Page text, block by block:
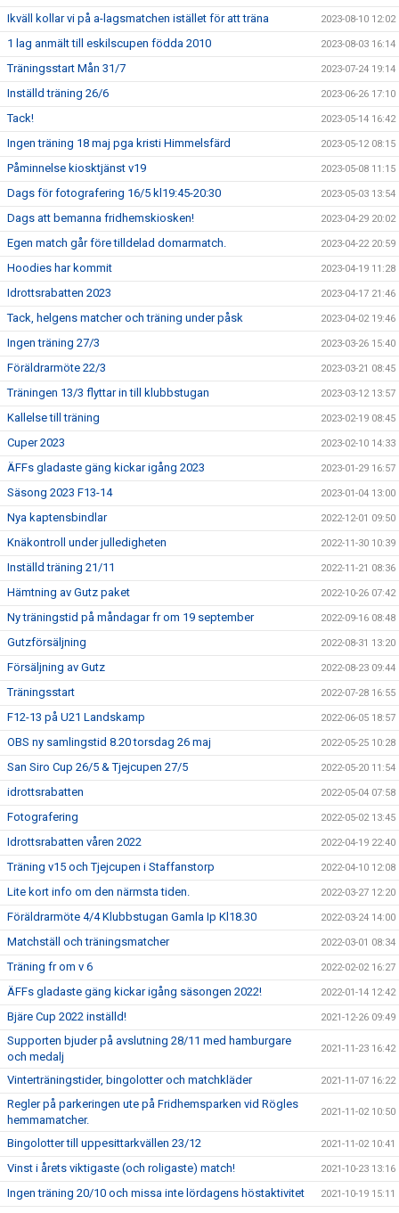
Ikväll kollar vi på a-lagsmatchen istället för att träna 2023-08-10 12:02
1 lag anmält till eskilscupen födda 2010 2023-08-03 16:14
Träningsstart Mån 31/7 2023-07-24 19:14
Inställd träning 26/6 2023-06-26 17:10
Tack! 2023-05-14 16:42
Ingen träning 18 maj pga kristi Himmelsfärd 2023-05-12 08:15
Påminnelse kiosktjänst v19 2023-05-08 11:15
Dags för fotografering 16/5 kl19:45-20:30 2023-05-03 13:54
Dags att bemanna fridhemskiosken! 2023-04-29 20:02
Egen match går före tilldelad domarmatch. 2023-04-22 20:59
Hoodies har kommit 2023-04-19 11:28
Idrottsrabatten 2023 2023-04-17 21:46
Tack, helgens matcher och träning under påsk 2023-04-02 19:46
Ingen träning 27/3 2023-03-26 15:40
Föräldrarmöte 22/3 2023-03-21 08:45
Träningen 13/3 flyttar in till klubbstugan 2023-03-12 13:57
Kallelse till träning 2023-02-19 08:45
Cuper 2023 2023-02-10 14:33
ÄFFs gladaste gäng kickar igång 2023 2023-01-29 16:57
Säsong 2023 F13-14 2023-01-04 13:00
Nya kaptensbindlar 2022-12-01 09:50
Knäkontroll under julledigheten 2022-11-30 10:39
Inställd träning 21/11 2022-11-21 08:36
Hämtning av Gutz paket 2022-10-26 07:42
Ny träningstid på måndagar fr om 19 september 2022-09-16 08:48
Gutzförsäljning 2022-08-31 13:20
Försäljning av Gutz 2022-08-23 09:44
Träningsstart 2022-07-28 16:55
F12-13 på U21 Landskamp 2022-06-05 18:57
OBS ny samlingstid 8.20 torsdag 26 maj 2022-05-25 10:28
San Siro Cup 26/5 & Tjejcupen 27/5 2022-05-20 11:54
idrottsrabatten 2022-05-04 07:58
Fotografering 2022-05-02 13:45
Idrottsrabatten våren 2022 2022-04-19 22:40
Träning v15 och Tjejcupen i Staffanstorp 2022-04-10 12:08
Lite kort info om den närmsta tiden. 2022-03-27 12:20
Föräldrarmöte 4/4 Klubbstugan Gamla Ip Kl18.30 2022-03-24 14:00
Matchställ och träningsmatcher 2022-03-01 08:34
Träning fr om v 6 2022-02-02 16:27
ÄFFs gladaste gäng kickar igång säsongen 2022! 2022-01-14 12:42
Bjäre Cup 2022 inställd! 2021-12-26 09:49
Supporten bjuder på avslutning 28/11 med hamburgare
och medalj
2021-11-23 16:42
Vinterträningstider, bingolotter och matchkläder 2021-11-07 16:22
Regler på parkeringen ute på Fridhemsparken vid Rögles
hemmamatcher.
2021-11-02 10:50
Bingolotter till uppesittarkvällen 23/12 2021-11-02 10:41
Vinst i årets viktigaste (och roligaste) match! 2021-10-23 13:16
Ingen träning 20/10 och missa inte lördagens höstaktivitet 2021-10-19 15:11